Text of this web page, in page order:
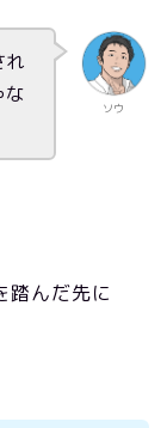
ソウ
れ
な
踏んだ先に